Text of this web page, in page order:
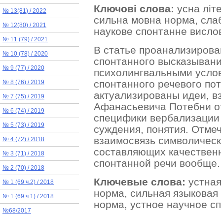
№ 13(81) / 2022
№ 12(80) / 2021
№ 11 (79) / 2021
№ 10 (78) / 2020
№ 9 (77) / 2020
№ 8 (76) / 2019
№ 7 (75) / 2019
№ 6 (74) / 2019
№ 5 (73) / 2019
№ 4 (72) / 2018
№ 3 (71) / 2018
№ 2 (70) / 2018
№ 1 (69 ч.2) / 2018
№ 1 (69 ч.1) / 2018
№68/2017
Ключові слова: усна
сильна мовна норма,
наукове спонтанне
В статье
спонтанного
психолингвальными
спонтанного речевого
актуализированы идеи,
Афанасьевича Потебни
специфики
суждения, понятия.
взаимосвязь
составляющих
спонтанной речи вообще.
Ключевые слова:
норма, сильная
норма, устное научное